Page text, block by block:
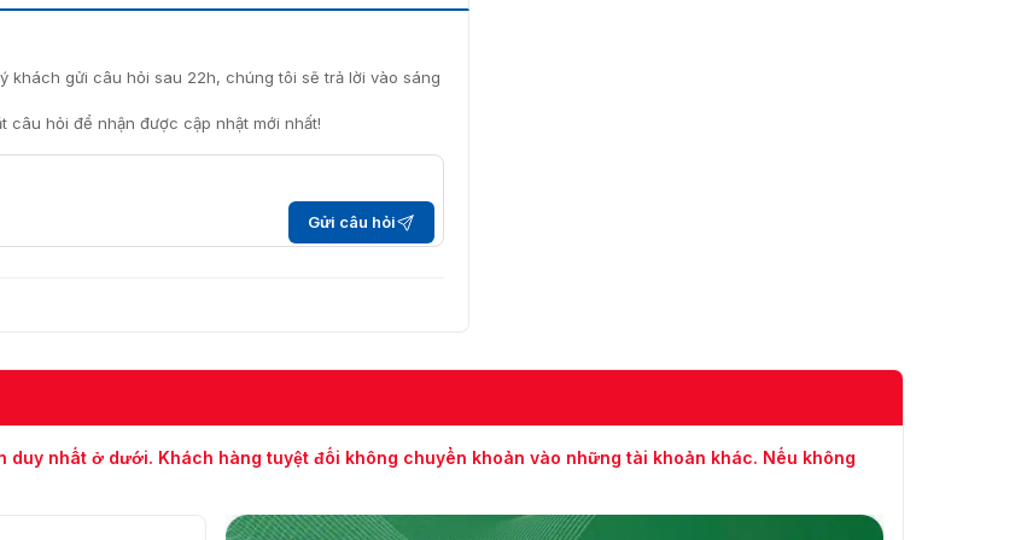
khách gửi câu hỏi sau 22h, chúng tôi sẽ trả lời vào sáng
hỏi để nhận được cập nhật mới nhất!
Gửi câu hỏi
nhất ở dưới. Khách hàng tuyệt đối không chuyển khoản vào những tài khoản khác. Nếu không